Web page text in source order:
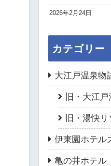
2026年2月24日
カテゴリー
大江戸温泉物
旧・大江
旧・湯快リ
伊東園ホテル
亀の井ホテル